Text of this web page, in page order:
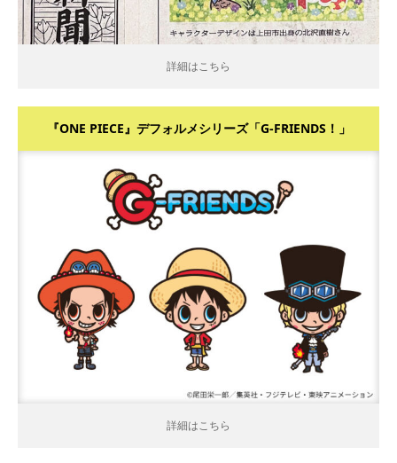
詳細はこちら
『ONE PIECE』デフォルメシリーズ「G-FRIENDS！」
詳細はこちら
詳細はこちら